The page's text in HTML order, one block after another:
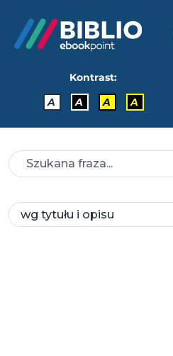
Kontrast:
A
A A A